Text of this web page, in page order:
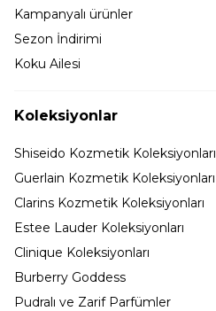
Kampanyalı ürünler
Sezon İndirimi
Koku Ailesi
Koleksiyonlar
Shiseido Kozmetik Koleksiyonları
Guerlain Kozmetik Koleksiyonları
Clarins Kozmetik Koleksiyonları
Estee Lauder Koleksiyonları
Clinique Koleksiyonları
Burberry Goddess
Pudralı ve Zarif Parfümler